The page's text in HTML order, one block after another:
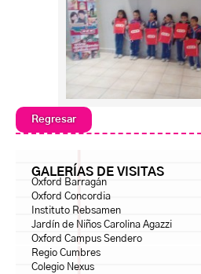
Regresar
GALERÍAS DE VISITAS
Oxford Barragán
Oxford Concordia
Instituto Rebsamen
Jardín de Niños Carolina Agazzi
Oxford Campus Sendero
Regio Cumbres
Colegio Nexus